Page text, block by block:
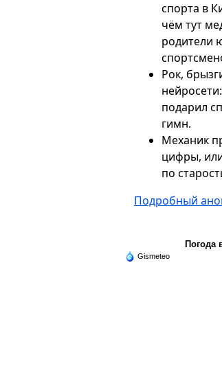
спорта в
чём тут
родители
Рок,
подарил
гимн.
Механик
цифры,
по
Подробный
Погода
Gismeteo